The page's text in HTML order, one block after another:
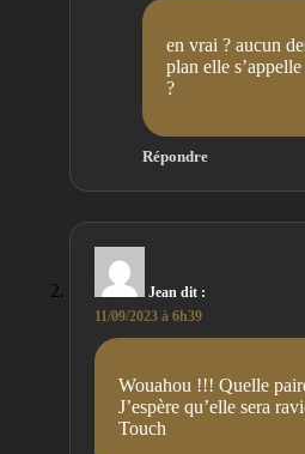
en vrai ? aucun
plan elle
?
Répondre
Jean dit :
11/09/2023 à 6h39
Wouahou !!! Quelle
J’espère qu’elle sera
Touch